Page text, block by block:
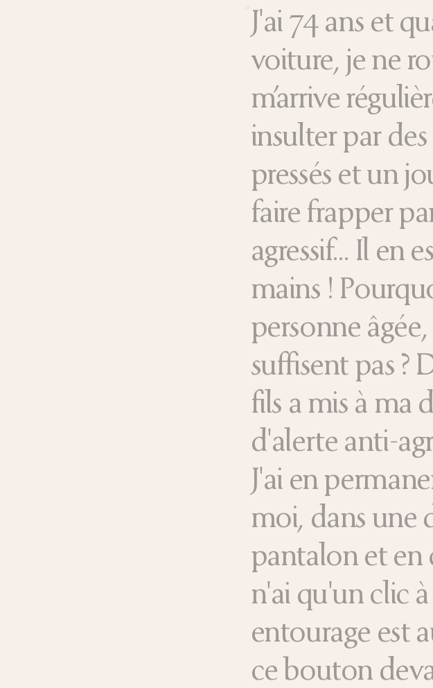
J'ai 74 ans et
voiture, je ne
m’arrive
insulter par
pressés et un
faire frapper
agressif… Il en
mains !
personne
suffisent pas ?
fils a mis à ma
d'alerte anti-
J'ai en
moi, dans une
pantalon et en
n'ai qu'un clic
entourage est
ce bouton